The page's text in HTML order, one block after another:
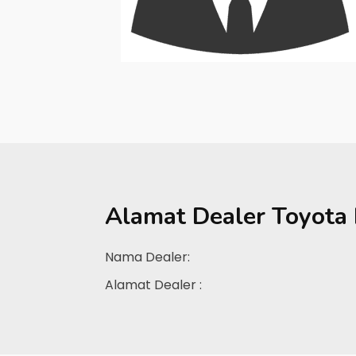
Alamat DealerToyota
Nama Dealer:
Alamat Dealer :